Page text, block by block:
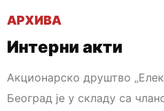
АРХИВА
Интерни акти
Акционарско друштво
Београд је у складу са